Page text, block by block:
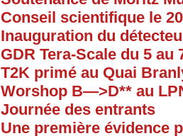
Conseil scientifique le
Inauguration du
GDR Tera-Scale du 5
T2K primé au Quai
Worshop B—>D** au
Journée des entrants
Une première évidence